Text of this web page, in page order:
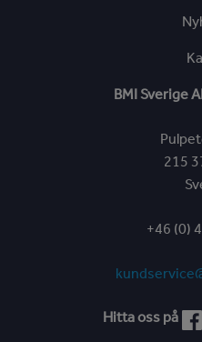
BMI Sverige
215
+46 (0)
Hitta oss på